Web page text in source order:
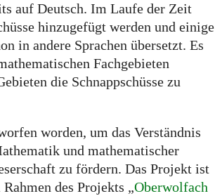
auf Deutsch. Im Laufe der Zeit
hinzugefügt werden und einige
in andere Sprachen übersetzt. Es
Fachgebieten
die Schnappschüsse zu
worden, um das Verständnis
und mathematischer
zu fördern. Das Projekt ist
des Projekts „Oberwolfach